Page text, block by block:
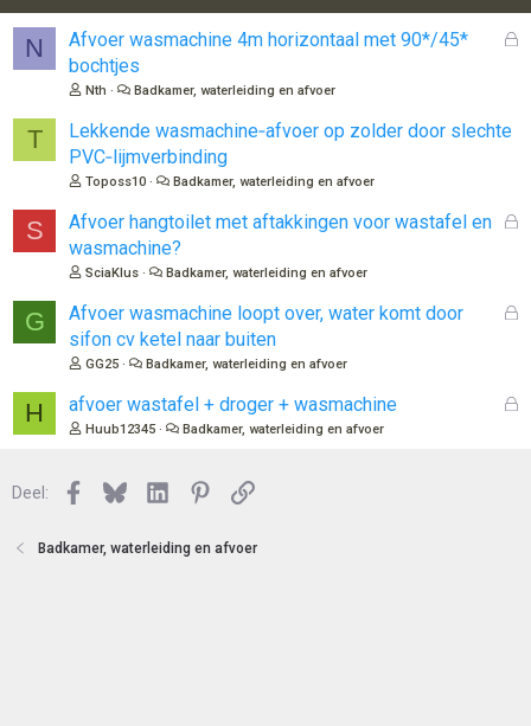
N
G
Afvoer wasmachine 4m horizontaal met 90*/45*
bochtjes
Nth Badkamer, waterleiding en afvoer
T
Lekkende wasmachine‑afvoer op zolder door slechte
PVC‑lijmverbinding
Toposs10 Badkamer, waterleiding en afvoer
S
G
o
Afvoer hangtoilet met aftakkingen voor wastafel en
wasmachine?
SciaKlus Badkamer, waterleiding en afvoer
G
G
o
Afvoer wasmachine loopt over, water komt door
sifon cv ketel naar buiten
GG25 Badkamer, waterleiding en afvoer
H
G
afvoer wastafel + droger + wasmachine
Huub12345 Badkamer, waterleiding en afvoer
Deel: Facebook
BlueskyLinkedInPinterest
Link
Badkamer, waterleiding en afvoer